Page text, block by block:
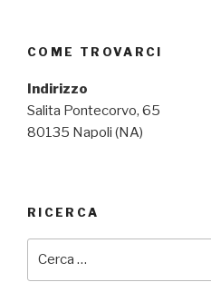
COME TROVARCI
Indirizzo
Salita Pontecorvo, 65
80135 Napoli (NA)
RICERCA